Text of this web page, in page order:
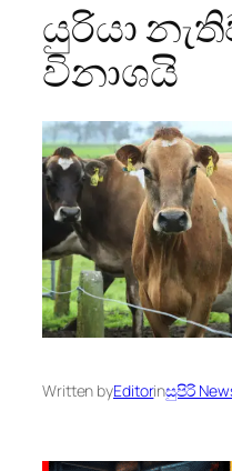
යුරියා
විනාශයි
Written byEditorinසුපිරි